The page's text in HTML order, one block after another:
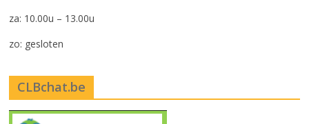
za: 10.00u – 13.00u
zo: gesloten
CLBchat.be